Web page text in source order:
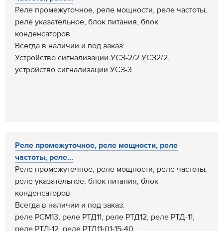
Реле промежуточное, реле мощности, реле частоты,
реле указательное, блок питания, блок
конденсаторов
Всегда в наличии и под заказ:
Устройство сигнализации УСЗ-2/2 УСЗ2/2,
устройство сигнализации УСЗ-3...
Реле промежуточное, реле мощности, реле
частоты, реле...
Реле промежуточное, реле мощности, реле частоты,
реле указательное, блок питания, блок
конденсаторов
Всегда в наличии и под заказ:
реле РСМ13, реле РТД11, реле РТД12, реле РТД-11,
реле РТД-12, реле РТД11-01-15-40,...